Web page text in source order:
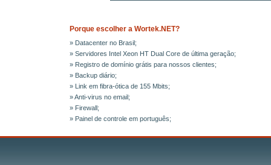
Porque escolher a Wortek.NET?
» Datacenter no Brasil;
» Servidores Intel Xeon HT Dual Core de última geração;
» Registro de domínio grátis para nossos clientes;
» Backup diário;
» Link em fibra-ótica de 155 Mbits;
» Anti-virus no email;
» Firewall;
» Painel de controle em português;